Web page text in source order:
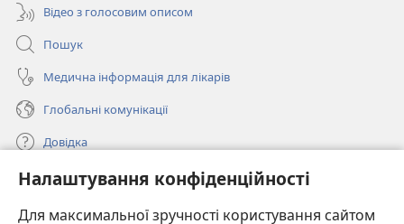
Налаштування конфіденційності
Для максимальної зручності користування сайтом
Відео з голосовим описом
Пошук
Медична інформація для лікарів
Глобальні комунікації
Довідка
Пожертви
(відкривається
у